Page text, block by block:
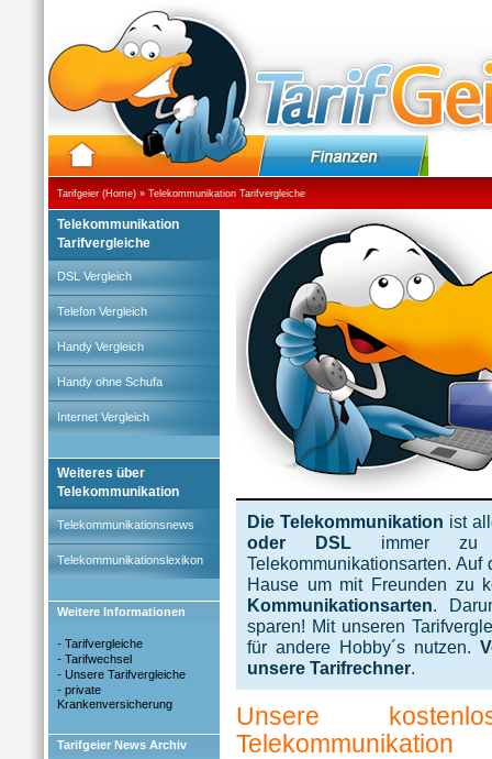
Tarifgeier (Home) » Telekommunikation Tarifvergleiche
Telekommunikation
Tarifvergleiche
DSL Vergleich
Telefon Vergleich
Handy Vergleich
Handy ohne Schufa
Internet Vergleich
Weiteres über
Telekommunikation
Telekommunikationsnews
Telekommunikationslexikon
Weitere Informationen
- Tarifvergleiche
- Tarifwechsel
- Unsere Tarifvergleiche
- private
Krankenversicherung
Tarifgeier News Archiv
Die Telekommunikation ist
oder DSLimmer zu
Telekommunikationsarten.
Hause um mit Freunden zu
Kommunikationsarten.
sparen! Mit unseren
für andere Hobby´s nutzen.
unsere Tarifrechner.
Unsere
Telekommunikation